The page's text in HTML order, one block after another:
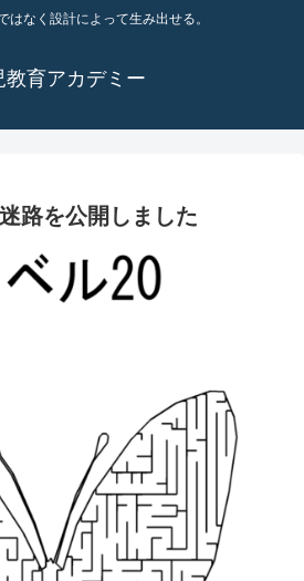
はなく設計によって生み出せる。
教育アカデミー
路を公開しました